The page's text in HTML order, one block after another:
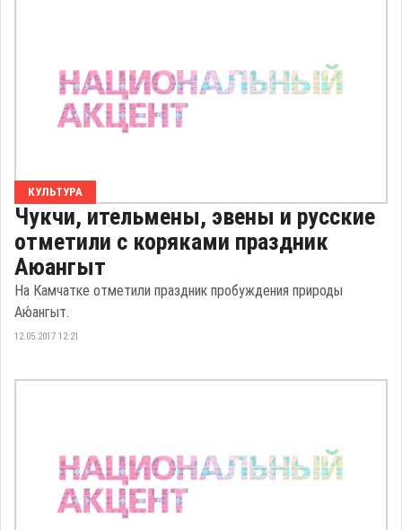
КУЛЬТУРА
Чукчи, ительмены, эвены и русские
отметили с коряками праздник
Аюангыт
На Камчатке отметили праздник пробуждения природы
Аю́ангыт.
12.05.2017 12:21